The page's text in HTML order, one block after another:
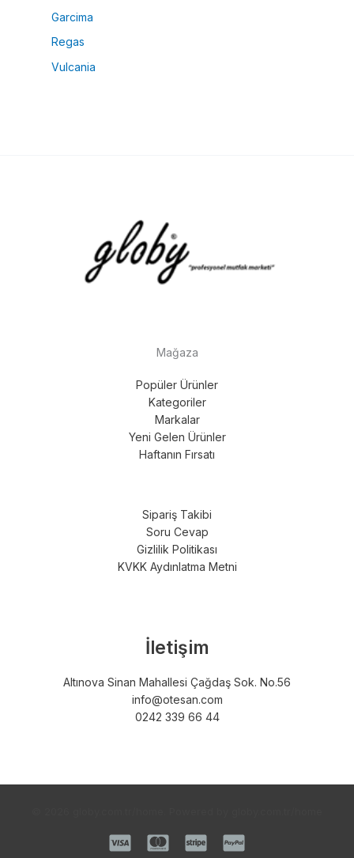
Garcima
Regas
Vulcania
Mağaza
Popüler Ürünler
Kategoriler
Markalar
Yeni Gelen Ürünler
Haftanın Fırsatı
Sipariş Takibi
Soru Cevap
Gizlilik Politikası
KVKK Aydınlatma Metni
İletişim
Altınova Sinan Mahallesi Çağdaş Sok. No.56
info@otesan.com
0242 339 66 44